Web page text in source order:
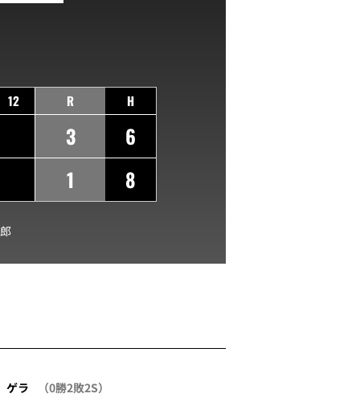
12 R H
3
6
1
8
ゲラ （0勝2敗2S）